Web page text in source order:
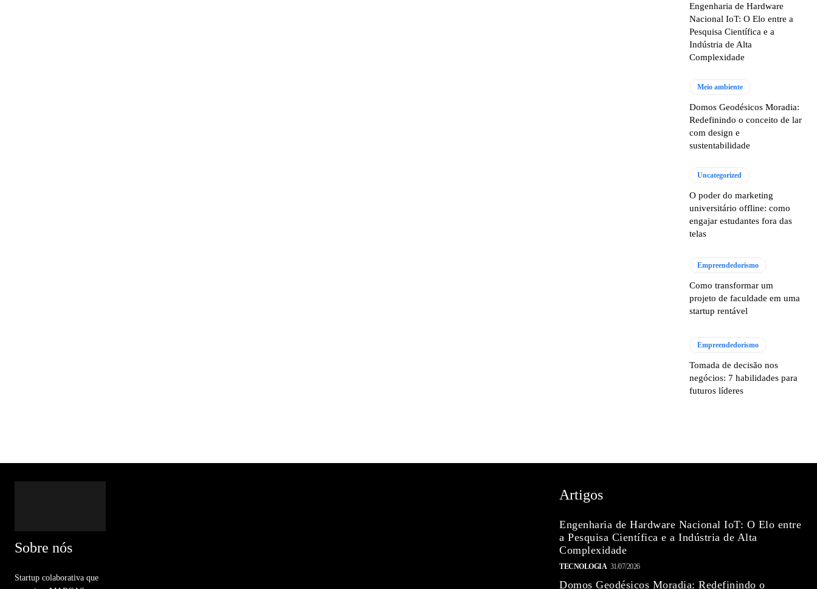
Engenharia de Hardware
Nacional IoT: O Elo entre a
Pesquisa Científica e a
Indústria de Alta
Complexidade
Meio ambiente
Domos Geodésicos Moradia:
Redefinindo o conceito de lar
com design e
sustentabilidade
Uncategorized
O poder do marketing
universitário offline: como
engajar estudantes fora das
telas
Empreendedorismo
Como transformar um
projeto de faculdade em uma
startup rentável
Empreendedorismo
Tomada de decisão nos
negócios: 7 habilidades para
futuros líderes
Sobre nós
Startup colaborativa que
Artigos
Engenharia de Hardware Nacional IoT: O Elo entre
a Pesquisa Científica e a Indústria de Alta
Complexidade
TECNOLOGIA 31/07/2026
Domos Geodésicos Moradia: Redefinindo o